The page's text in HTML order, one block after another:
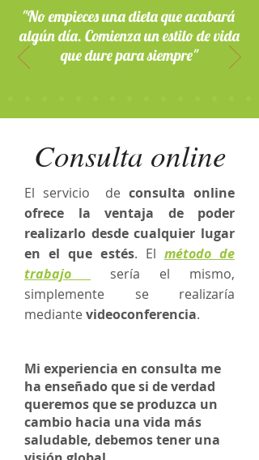
"No empieces una dieta que acabará
algún día. Comienza un estilo de vida
que dure para siempre"
Consulta online
El servicio deconsulta online
ofrece la ventaja de poder
realizarlo desde cualquier lugar
en el que estés. El método de
trabajo
sería el mismo,
simplemente se realizaría
mediante videoconferencia.
Mi experiencia en consulta me
ha enseñado que si de verdad
queremos que se produzca un
cambio hacia una vida más
saludable, debemos tener una